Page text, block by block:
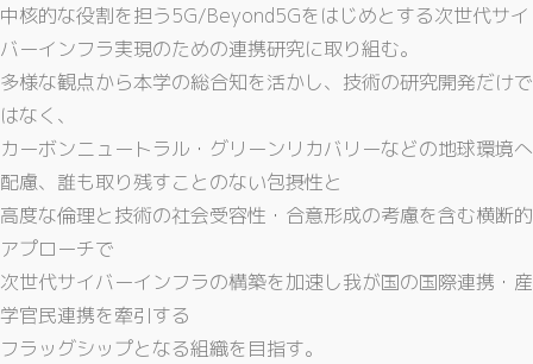
中核的な役割を担う5G/Beyond5Gをはじめとする次世代サイ
バーインフラ実現のための連携研究に取り組む。
多様な観点から本学の総合知を活かし、技術の研究開発だけで
はなく、
カーボンニュートラル・グリーンリカバリーなどの地球環境へ
配慮、誰も取り残すことのない包摂性と
高度な倫理と技術の社会受容性・合意形成の考慮を含む横断的
アプローチで
次世代サイバーインフラの構築を加速し我が国の国際連携・産
学官民連携を牽引する
フラッグシップとなる組織を目指す。